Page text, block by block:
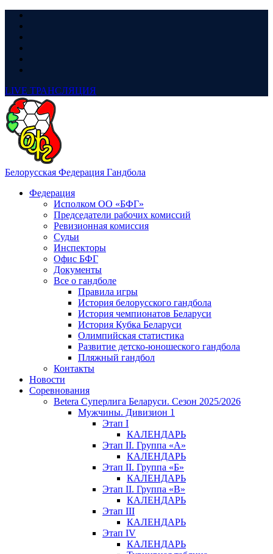
LIVE ТРАНСЛЯЦИЯ
Белорусская Федерация Гандбола
Федерация
Исполком ОО «БФГ»
Председатели рабочих комиссий
Ревизионная комиссия
Судьи
Инспекторы
Офис БФГ
Документы
Все о гандболе
Правила игры
История белорусского гандбола
История чемпионатов Беларуси
История Кубка Беларуси
Олимпийская статистика
Развитие детско-юношеского гандбола
Пляжный гандбол
Контакты
Новости
Соревнования
Betera Суперлига Беларуси. Сезон 2025/2026
Мужчины. Дивизион 1
Этап I
КАЛЕНДАРЬ
Этап II. Группа «А»
КАЛЕНДАРЬ
Этап II. Группа «Б»
КАЛЕНДАРЬ
Этап II. Группа «В»
КАЛЕНДАРЬ
Этап III
КАЛЕНДАРЬ
Этап IV
КАЛЕНДАРЬ